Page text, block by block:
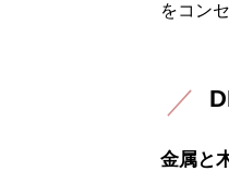
をコン
金属と